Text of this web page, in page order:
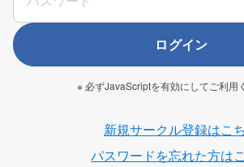
ログイン
※ 必ずJavaScriptを有効にしてご利用
新規サークル登録はこ
パスワードを忘れた方は